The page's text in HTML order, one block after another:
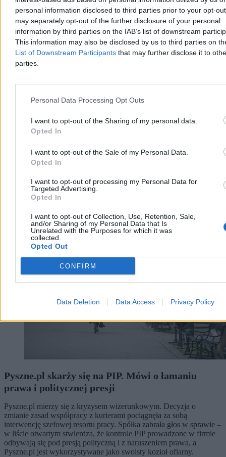
personal information disclosed to third parties prior to your opt-
may separately opt-out of the further disclosure of your personal
information by third parties on the IAB’s list of downstream
This information may also be disclosed by us to third parties on
List of Downstream Participants that may further disclose it to
parties.
Personal Data Processing Opt Outs
I want to opt-out of the Sharing of my personal data.
Opted In
I want to opt-out of the Sale of my Personal Data.
Opted In
I want to opt-out of processing my Personal Data for
Targeted Advertising.
Opted In
I want to opt-out of Collection, Use, Retention, Sale,
and/or Sharing of my Personal Data that Is
Unrelated with the Purposes for which it was
collected.
Opted Out
CONFIRM
Data Deletion Data Access Privacy Policy
stacjach – i to już w najbliższych dniach.
Krzysztof Jabłonowski
Dzisiaj 14:19
3 min
Reklama
Biznes
Pyszne.pl skarży się na PIP. Mówi o łamaniu
prawa i politycznej presji
Pyszne.pl mierzy się z kryzysem wizerunkowym. Decyzja o
zmianie zasad współpracy z kurierami pociągnęła za sobą
interwencję szefowej resortu pracy. Spółka zabrała głos w sprawie –
w liście otwartym stwierdza, że kontrole PIP prowadzone w firmie
odbywają się pod presją polityczną i z naruszeniem prawa, a
Pyszne.pl jest wykorzystywane jako swoisty kozioł ofiarny.